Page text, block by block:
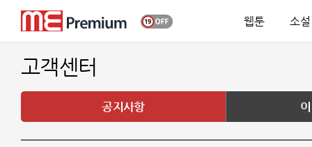
웹툰 소설
고객센터
공지사항